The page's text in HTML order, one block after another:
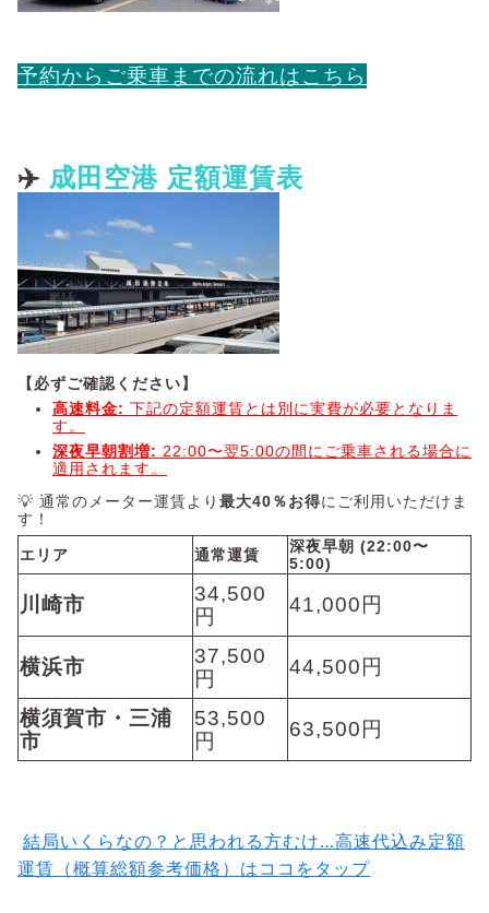
予約からご乗車までの流れはこちら
✈️ 成田空港 定額運賃表
【必ずご確認ください】
高速料金: 下記の定額運賃とは別に実費が必要となりま
す。
深夜早朝割増: 22:00〜翌5:00の間にご乗車される場合に
適用されます。
💡 通常のメーター運賃より 最大40％お得にご利用いただけま
す！
エリア 通常運賃
深夜早朝 (22:00〜
5:00)
川崎市
34,500
円
41,000円
横浜市
37,500
円
44,500円
横須賀市・三浦
市
53,500
円
63,500円
結局いくらなの？と思われる方むけ…高速代込み定額
運賃（概算総額参考価格）はココをタップ